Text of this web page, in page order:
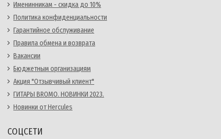
Именинникам - скидка до 10%
Политика конфиденциальности
Гарантийное обслуживание
Правила обмена и возврата
Вакансии
Бюджетным организациям
Акция "Отзывчивый клиент"
ГИТАРЫ BROMO. НОВИНКИ 2023.
Новинки от Hercules
СОЦСЕТИ